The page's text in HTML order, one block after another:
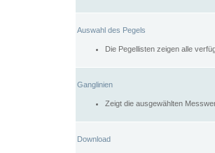
Auswahl des Pegels
Die Pegellisten zeigen alle
Ganglinien
Zeigt die ausgewählten
Download